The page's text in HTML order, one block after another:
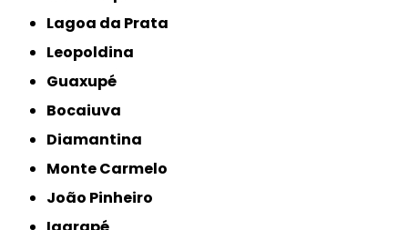
Lagoa da Prata
Leopoldina
Guaxupé
Bocaiuva
Diamantina
Monte Carmelo
João Pinheiro